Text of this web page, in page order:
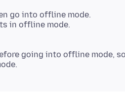
go into offline mode.
going into offline mode,